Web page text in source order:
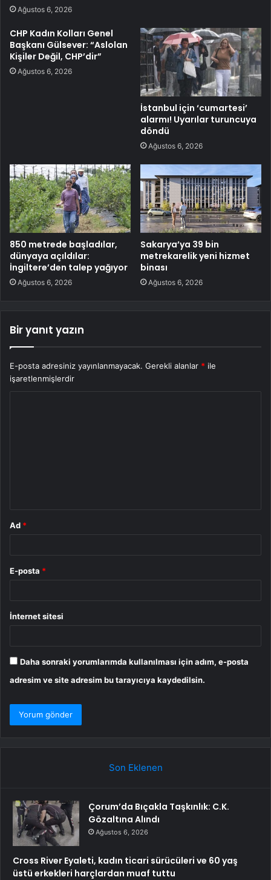
Ağustos 6, 2026
CHP Kadın Kolları Genel
Başkanı Gülsever: “Aslolan
Kişiler Değil, CHP’dir”
Ağustos 6, 2026
İstanbul için ‘cumartesi’
alarmı! Uyarılar turuncuya
döndü
Ağustos 6, 2026
850 metrede başladılar,
dünyaya açıldılar:
İngiltere’den talep yağıyor
Ağustos 6, 2026
Sakarya’ya 39 bin
metrekarelik yeni hizmet
binası
Ağustos 6, 2026
Bir yanıt yazın
E-posta adresiniz yayınlanmayacak. Gerekli alanlar * ile
işaretlenmişlerdir
Ad *
E-posta *
İnternet sitesi
Daha sonraki yorumlarımda kullanılması için adım, e-posta
adresim ve site adresim bu tarayıcıya kaydedilsin.
Son Eklenen
Çorum’da Bıçakla Taşkınlık: C.K.
Gözaltına Alındı
Ağustos 6, 2026
Cross River Eyaleti, kadın ticari sürücüleri ve 60 yaş
üstü erkekleri harçlardan muaf tuttu